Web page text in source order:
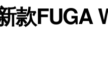
款FUGA